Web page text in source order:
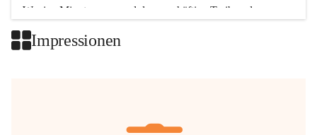
Wenige Minuten nur, und das geschäftige Treiben der
Impressionen